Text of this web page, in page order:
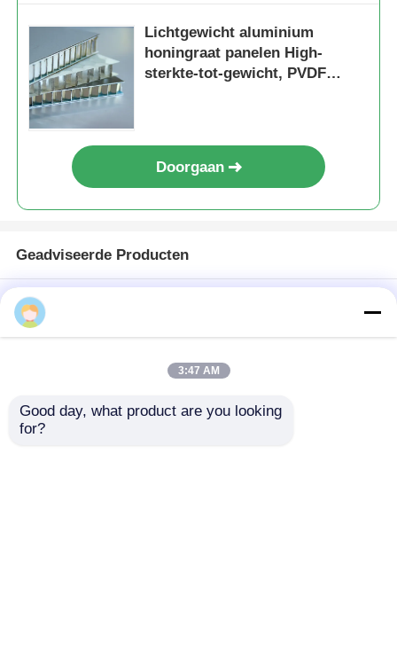
Lichtgewicht aluminium
honingraat panelen High-
sterkte-tot-gewicht, PVDF
Doorgaan
Geadviseerde Producten
3:47 AM
Good day, what product are you looking
for?